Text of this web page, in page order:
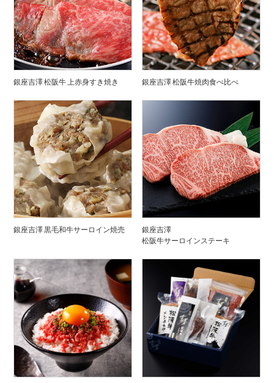
銀座吉澤 松阪牛 上赤身すき焼き 銀座吉澤 松阪牛焼肉食べ比べ
銀座吉澤 黒毛和牛サーロイン焼売
銀座吉澤
松阪牛サーロインステーキ